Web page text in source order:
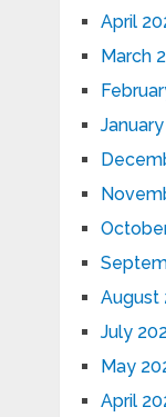
April
March
August
July
May
April